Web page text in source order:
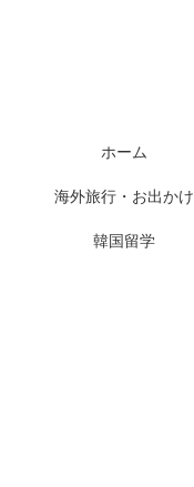
ホーム
海外旅行・お出かけ
韓国留学